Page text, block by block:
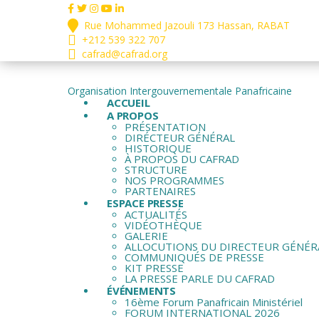
Rue Mohammed Jazouli 173 Hassan, RABAT
+212 539 322 707
cafrad@cafrad.org
Organisation Intergouvernementale Panafricaine
ACCUEIL
A PROPOS
PRÉSENTATION
DIRÉCTEUR GÉNÉRAL
HISTORIQUE
À PROPOS DU CAFRAD
STRUCTURE
NOS PROGRAMMES
PARTENAIRES
ESPACE PRESSE
ACTUALITÉS
VIDÉOTHÈQUE
GALERIE
ALLOCUTIONS DU DIRECTEUR
COMMUNIQUÉS DE PRESSE
KIT PRESSE
LA PRESSE PARLE DU CAFRAD
ÉVÉNEMENTS
16ème Forum Panafricain Ministériel
FORUM INTERNATIONAL 2026